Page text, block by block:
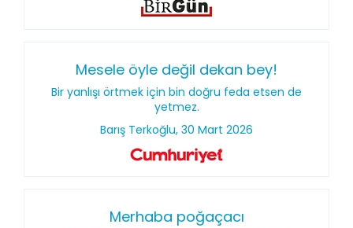
Mesele öyle değil dekan bey!
Bir yanlışı örtmek için bin doğru feda etsen de
yetmez.
Barış Terkoğlu, 30 Mart 2026
Merhaba poğaçacı